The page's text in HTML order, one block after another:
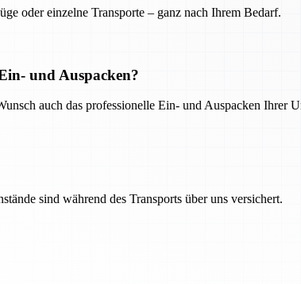
oder einzelne Transporte – ganz nach Ihrem Bedarf.
und Auspacken?
auch das professionelle Ein- und Auspacken Ihrer
sind während des Transports über uns versichert.